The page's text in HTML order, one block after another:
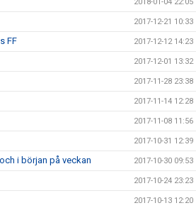
2017-12-21 10:33
FF 2017-12-12 14:23
2017-12-01 13:32
2017-11-28 23:38
2017-11-14 12:28
2017-11-08 11:56
2017-10-31 12:39
i början på veckan 2017-10-30 09:53
2017-10-24 23:23
2017-10-13 12:20